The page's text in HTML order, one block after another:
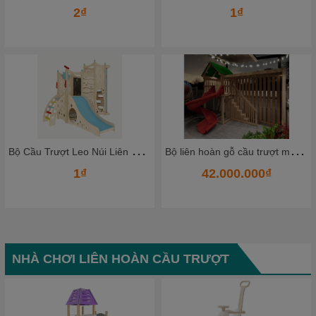
2₫
B
ộ Cầu Trượt Leo Núi Liên Hoàn Bằng Gỗ Cao Cấp – Không Gian Vận Động Mini Cho Bé Ngay Tại Nhà
1₫
1₫
B
ộ liên hoàn gỗ cầu trượt mẫu mới
42.000.000₫
NHÀ CHƠI LIÊN HOÀN CẦU TRƯỢT